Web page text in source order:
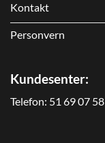
Kontakt
Personvern
Kundesenter:
Telefon: 51 69 07 58